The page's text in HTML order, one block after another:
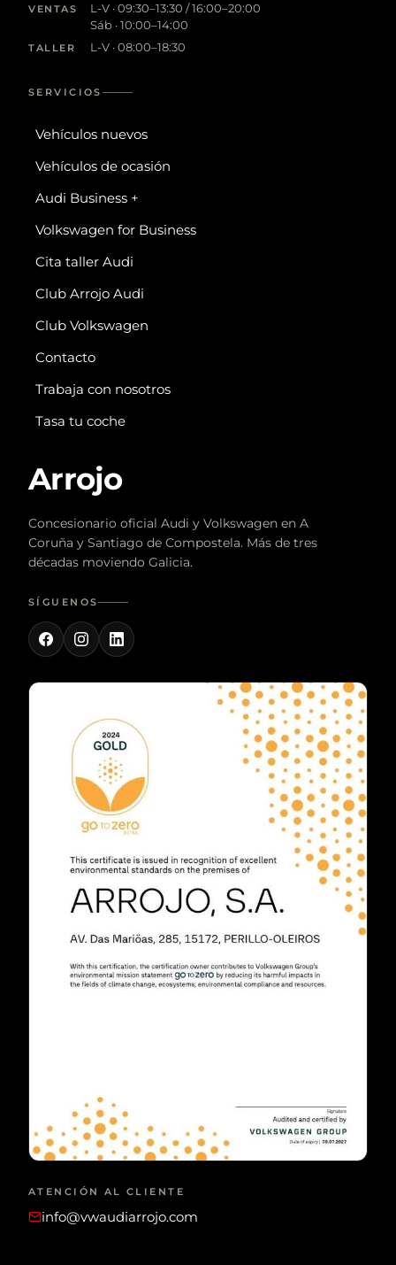
VENTAS
L-V · 09:30–13:30 / 16:00–20:00
Sáb · 10:00–14:00
TALLER L-V · 08:00–18:30
SERVICIOS
Vehículos nuevos
Vehículos de ocasión
Audi Business +
Volkswagen for Business
Cita taller Audi
Club Arrojo Audi
Club Volkswagen
Contacto
Trabaja con nosotros
Tasa tu coche
Arrojo
Concesionario oficial Audi y Volkswagen en A
Coruña y Santiago de Compostela. Más de tres
décadas moviendo Galicia.
SÍGUENOS
ATENCIÓN AL CLIENTE
info@vwaudiarrojo.com